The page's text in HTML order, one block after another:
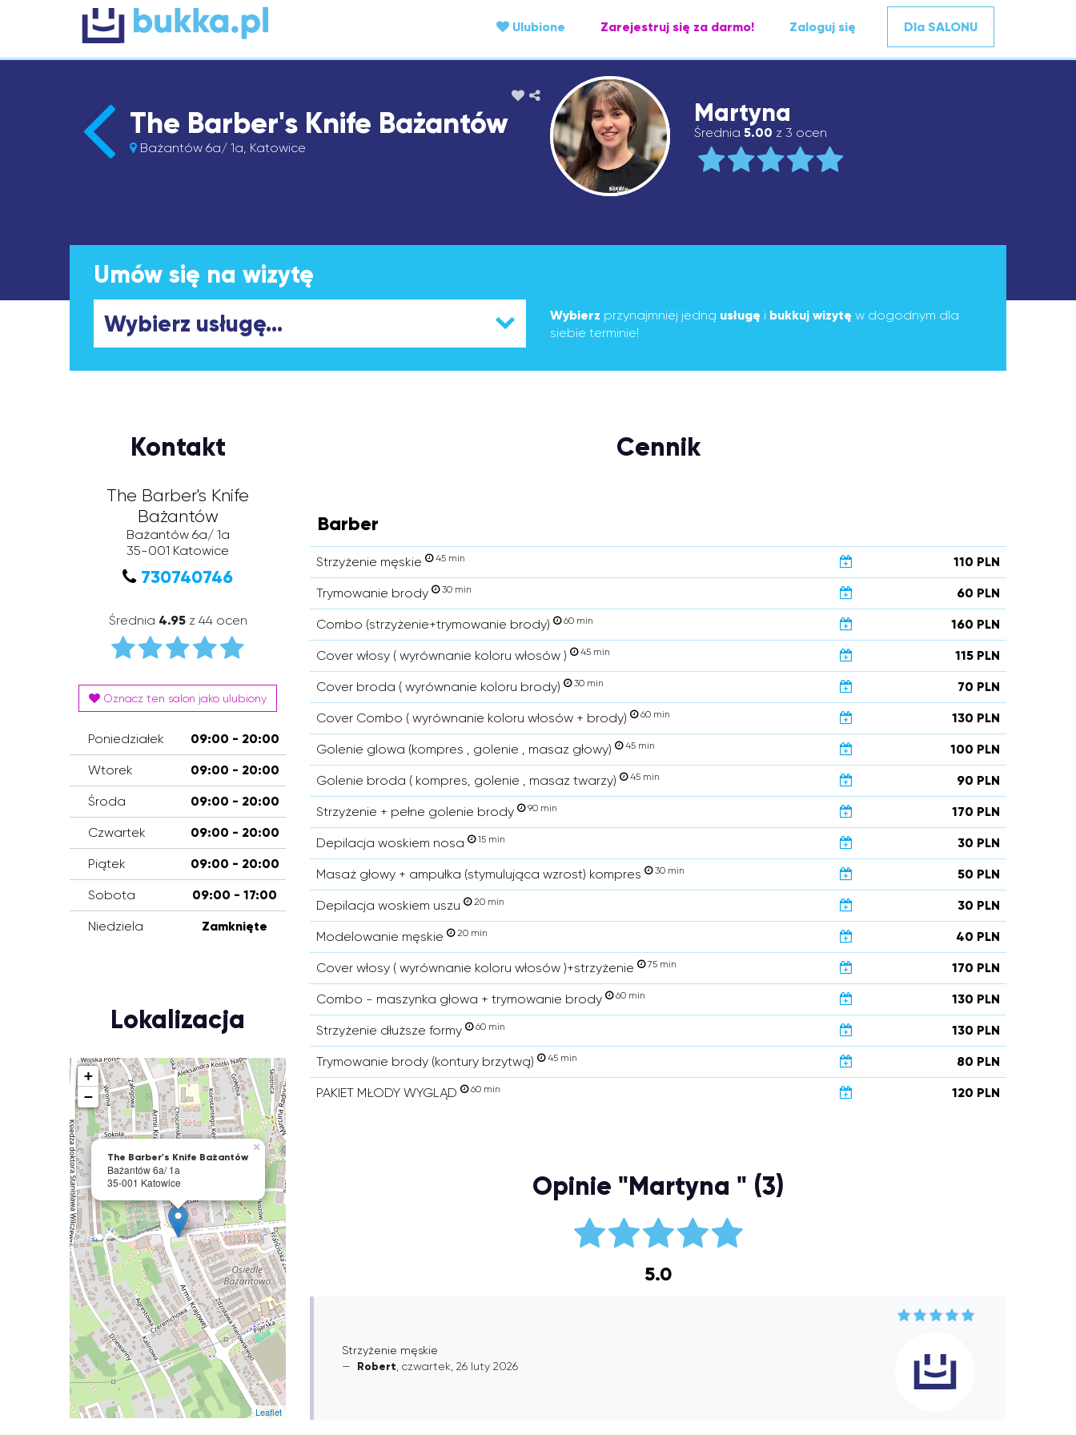
Ulubione Zarejestruj się za darmo! Zaloguj się Dla SALONU
The Barber's Knife Bażantów
Bażantów 6a/ 1a, Katowice
Martyna
Średnia 5.00 z 3 ocen
Umów się na wizytę
Wybierz przynajmniej jedną usługę i bukkuj wizytę w dogodnym dla
siebie terminie!
Kontakt
The Barber's Knife
Bażantów
Bażantów 6a/ 1a
35-001 Katowice
730740746
Średnia 4.95z 44 ocen
Oznacz ten salon jako ulubiony
Poniedziałek 09:00 - 20:00
Wtorek 09:00 - 20:00
Środa 09:00 - 20:00
Czwartek 09:00 - 20:00
Piątek 09:00 - 20:00
Sobota 09:00 - 17:00
Niedziela Zamknięte
Lokalizacja
The Barber's Knife Bażantów
Bażantów 6a/ 1a
35-001 Katowice
×
+
−
Leaflet
Cennik
Barber
Strzyżenie męskie 45 min 110 PLN
Trymowanie brody 30 min 60 PLN
Combo (strzyżenie+trymowanie brody) 60 min 160 PLN
Cover włosy ( wyrównanie koloru włosów ) 45 min 115 PLN
Cover broda ( wyrównanie koloru brody) 30 min 70 PLN
Cover Combo ( wyrównanie koloru włosów + brody) 60 min 130 PLN
Golenie glowa (kompres , golenie , masaz głowy) 45 min 100 PLN
Golenie broda ( kompres, golenie , masaz twarzy) 45 min 90 PLN
Strzyżenie + pełne golenie brody 90 min 170 PLN
Depilacja woskiem nosa 15 min 30 PLN
Masaż głowy + ampułka (stymulująca wzrost) kompres 30 min 50 PLN
Depilacja woskiem uszu 20 min 30 PLN
Modelowanie męskie 20 min 40 PLN
Cover włosy ( wyrównanie koloru włosów )+strzyżenie 75 min 170 PLN
Combo - maszynka głowa + trymowanie brody 60 min 130 PLN
Strzyżenie dłuższe formy 60 min 130 PLN
Trymowanie brody (kontury brzytwą) 45 min 80 PLN
PAKIET MŁODY WYGLĄD 60 min 120 PLN
Opinie "Martyna " (3)
5.0
Strzyżenie męskie
Robert , czwartek, 26 luty 2026